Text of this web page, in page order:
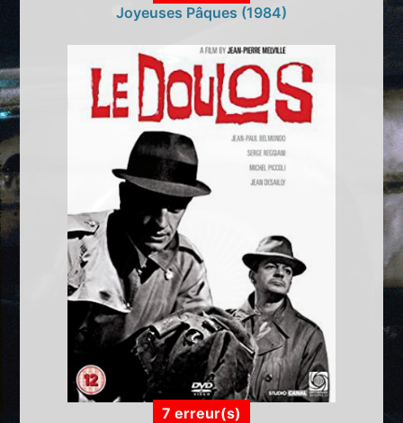
Joyeuses Pâques (1984)
7 erreur(s)